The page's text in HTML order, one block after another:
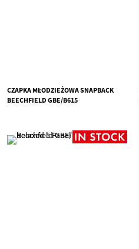
CZAPKA MŁODZIEŻOWA SNAPBACK
BEECHFIELD GBE/B615